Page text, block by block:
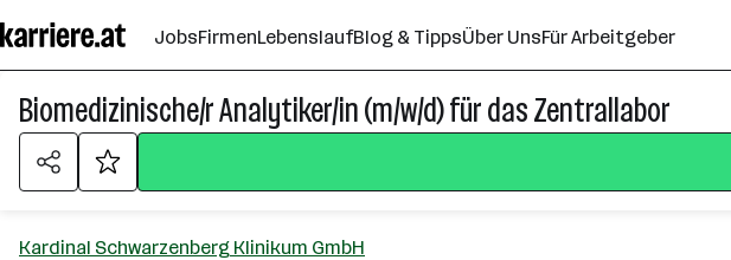
Seiteninhalt
springen
JobsFirmenLebenslaufBlog & TippsÜber UnsFür Arbeitgeber
Biomedizinische/r Analytiker/in (m/w/d) für das Zentrallabor
Kardinal Schwarzenberg Klinikum GmbH